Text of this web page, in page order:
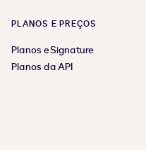
PLANOS E PREÇOS
Planos eSignature
Planos da API